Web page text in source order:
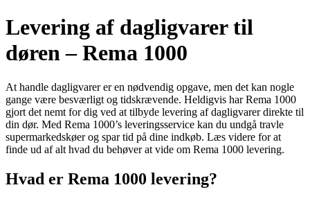
Levering af dagligvarer til
døren – Rema 1000
At handle dagligvarer er en nødvendig opgave, men det kan nogle
gange være besværligt og tidskrævende. Heldigvis har Rema 1000
gjort det nemt for dig ved at tilbyde levering af dagligvarer direkte til
din dør. Med Rema 1000’s leveringsservice kan du undgå travle
supermarkedskøer og spar tid på dine indkøb. Læs videre for at
finde ud af alt hvad du behøver at vide om Rema 1000 levering.
Hvad er Rema 1000 levering?